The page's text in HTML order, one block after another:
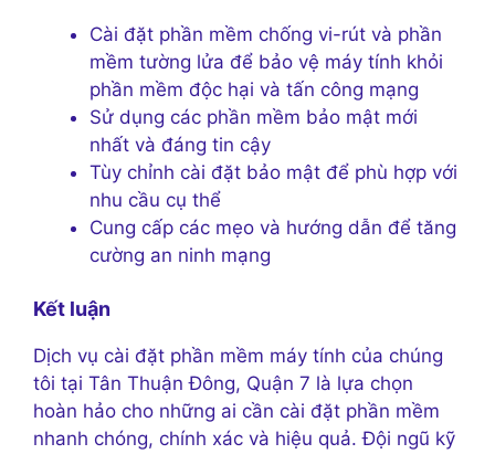
Cài đặt phần mềm chống vi-rút và phần
mềm tường lửa để bảo vệ máy tính khỏi
phần mềm độc hại và tấn công mạng
Sử dụng các phần mềm bảo mật mới
nhất và đáng tin cậy
Tùy chỉnh cài đặt bảo mật để phù hợp với
nhu cầu cụ thể
Cung cấp các mẹo và hướng dẫn để tăng
cường an ninh mạng
Kết luận
Dịch vụ cài đặt phần mềm máy tính của chúng
tôi tại Tân Thuận Đông, Quận 7 là lựa chọn
hoàn hảo cho những ai cần cài đặt phần mềm
nhanh chóng, chính xác và hiệu quả. Đội ngũ kỹ